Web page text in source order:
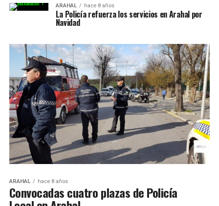
ARAHAL hace 8 años
La Policía refuerza los servicios en Arahal por
Navidad
ARAHAL hace 8 años
Convocadas cuatro plazas de Policía